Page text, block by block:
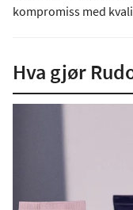
kompromiss med
Hva gjør